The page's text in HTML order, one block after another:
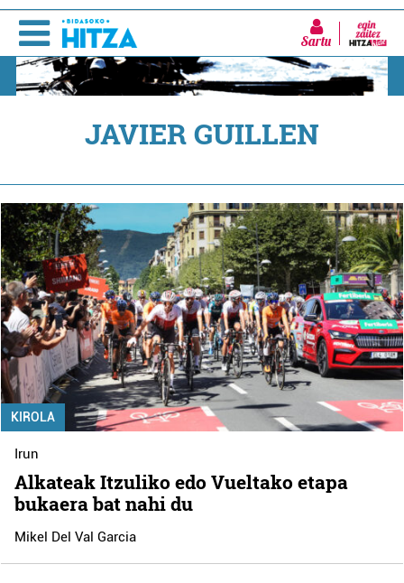
Sartu
JAVIER GUILLEN
KIROLA
Irun
Alkateak Itzuliko edo Vueltako etapa
bukaera bat nahi du
Mikel Del Val Garcia